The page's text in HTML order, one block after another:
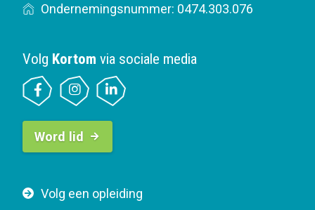
Ondernemingsnummer: 0474.303.076
F
Volg een opleiding
Volg Kortom via sociale media
B
t
o
Word lid